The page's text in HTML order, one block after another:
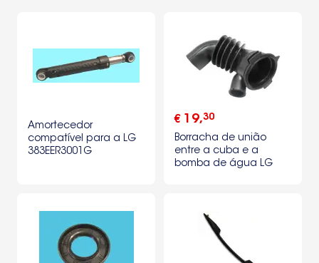
Amortecedor
compatível para a LG
383EER3001G
€ 19,30
Borracha de união
entre a cuba e a
bomba de água LG